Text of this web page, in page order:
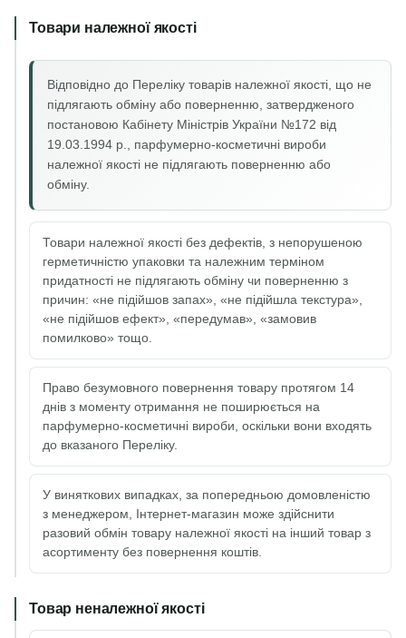
Товари належної якості
Відповідно до Переліку товарів належної якості, що не
підлягають обміну або поверненню, затвердженого
постановою Кабінету Міністрів України №172 від
19.03.1994 р., парфумерно-косметичні вироби
належної якості не підлягають поверненню або
обміну.
Товари належної якості без дефектів, з непорушеною
герметичністю упаковки та належним терміном
придатності не підлягають обміну чи поверненню з
причин: «не підійшов запах», «не підійшла текстура»,
«не підійшов ефект», «передумав», «замовив
помилково» тощо.
Право безумовного повернення товару протягом 14
днів з моменту отримання не поширюється на
парфумерно-косметичні вироби, оскільки вони входять
до вказаного Переліку.
У виняткових випадках, за попередньою домовленістю
з менеджером, Інтернет-магазин може здійснити
разовий обмін товару належної якості на інший товар з
асортименту без повернення коштів.
Товар неналежної якості